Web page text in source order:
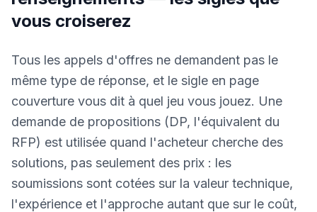
vous croiserez
Tous les appels d'offres ne demandent pas le
même type de réponse, et le sigle en page
couverture vous dit à quel jeu vous jouez. Une
demande de propositions (DP, l'équivalent du
RFP) est utilisée quand l'acheteur cherche des
solutions, pas seulement des prix : les
soumissions sont cotées sur la valeur technique,
l'expérience et l'approche autant que sur le coût,